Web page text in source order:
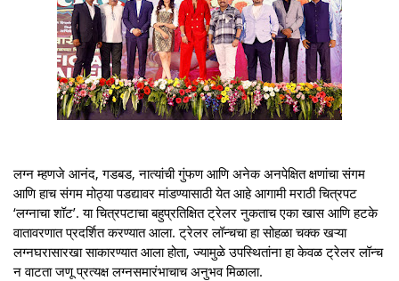
लग्न म्हणजे आनंद, गडबड, नात्यांची गुंफण आणि अनेक अनपेक्षित क्षणांचा संगम
आणि हाच संगम मोठ्या पडद्यावर मांडण्यासाठी येत आहे आगामी मराठी चित्रपट
‘लग्नाचा शॉट’. या चित्रपटाचा बहुप्रतिक्षित ट्रेलर नुकताच एका खास आणि हटके
वातावरणात प्रदर्शित करण्यात आला. ट्रेलर लॉन्चचा हा सोहळा चक्क खऱ्या
लग्नघरासारखा साकारण्यात आला होता, ज्यामुळे उपस्थितांना हा केवळ ट्रेलर लॉन्च
न वाटता जणू प्रत्यक्ष लग्नसमारंभाचाच अनुभव मिळाला.